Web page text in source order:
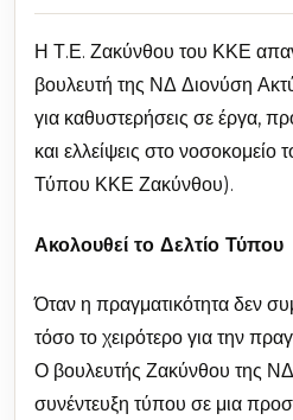
Η Τ.Ε. Ζακύνθου του ΚΚΕ
βουλευτή της ΝΔ Διονύση
για καθυστερήσεις σε έργα,
και ελλείψεις στο νοσοκομείο
Τύπου ΚΚΕ Ζακύνθου).
Ακολουθεί το Δελτίο Τύπου
Όταν η πραγματικότητα δεν
τόσο το χειρότερο για την
Ο βουλευτής Ζακύνθου της
συνέντευξη τύπου σε μια